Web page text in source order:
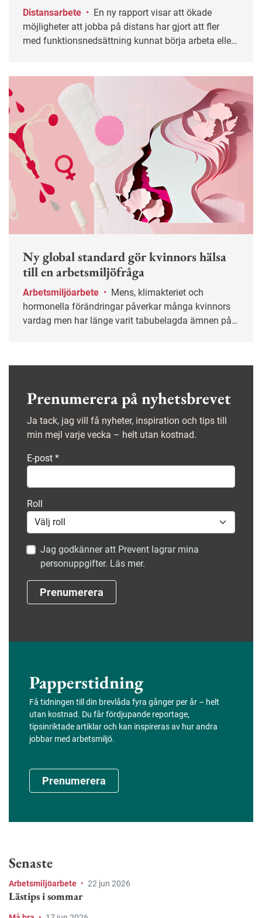
Distansarbete •
möjligheter att jobba på distans har gjort att fler
med funktionsnedsättning kunnat börja arbeta eller
Ny global standard gör kvinnors hälsa
till en arbetsmiljöfråga
Arbetsmiljöarbete •
hormonella förändringar påverkar många kvinnors
vardag men har länge varit tabubelagda ämnen på
Prenumerera på nyhetsbrevet
Ja tack, jag vill få nyheter, inspiration och tips till
min mejl varje vecka – helt utan kostnad.
E-post *
Roll
Jag godkänner att Prevent lagrar mina
personuppgifter. Läs mer.
Prenumerera
Papperstidning
Få tidningen till din brevlåda fyra gånger per år – helt
utan kostnad. Du får fördjupande reportage,
tipsinriktade artiklar och kan inspireras av hur andra
jobbar med arbetsmiljö.
Prenumerera
Senaste
Arbetsmiljöarbete • 22 jun 2026
Lästips i sommar